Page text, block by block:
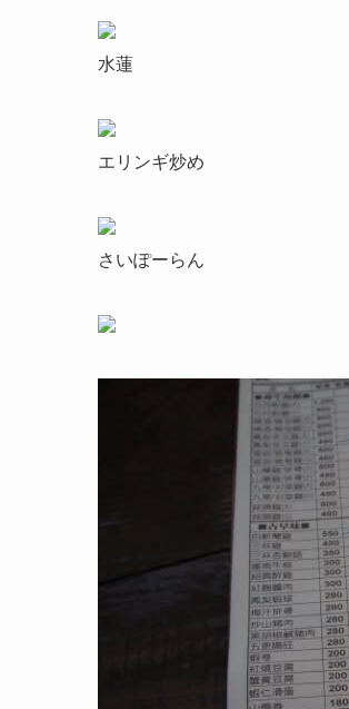
水蓮
エリンギ炒め
さいぽーらん